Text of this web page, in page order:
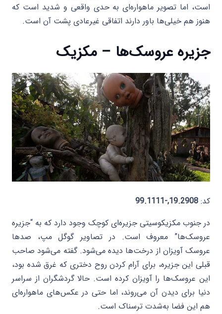
است، اما تصویر ماهواره‌ای به حدی واقعی و شدید است که
هنوز هم خیلی‌ها باور دارند اتفاقی غیرعادی پشت آن است.
جزیره عروسک‌ها – مکزیک
کد: 19.2908,-99.1111
در جنوب مکزیکوسیتی جزیره‌ای کوچک وجود دارد که به “جزیره
عروسک‌ها” معروف است. در تصاویر گوگل مپ، صدها
عروسک آویزان از درخت‌ها دیده می‌شود. گفته می‌شود صاحب
قبلی این جزیره، برای آرام کردن روح دختری که غرق شده بود،
این عروسک‌ها را آویزان کرده است. حالا گردشگران از سراسر
دنیا برای دیدن آن می‌روند، اما حتی در عکس‌های ماهواره‌ای
هم این فضا به‌شدت ترسناک است.